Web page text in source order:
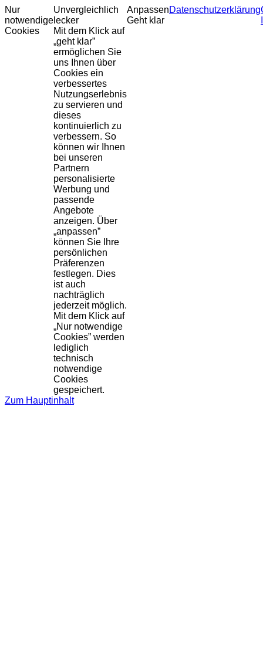
Nur
notwendige
Cookies
Unvergleichlich
lecker
Mit dem Klick auf
„geht klar”
ermöglichen Sie
uns Ihnen über
Cookies ein
verbessertes
Nutzungserlebnis
zu servieren und
dieses
kontinuierlich zu
verbessern. So
können wir Ihnen
bei unseren
Partnern
personalisierte
Werbung und
passende
Angebote
anzeigen. Über
„anpassen”
können Sie Ihre
persönlichen
Präferenzen
festlegen. Dies
ist auch
nachträglich
jederzeit möglich.
Mit dem Klick auf
„Nur notwendige
Cookies” werden
lediglich
technisch
notwendige
Cookies
gespeichert.
Anpassen
Geht klar
Datenschutzerklärung
Zum Hauptinhalt